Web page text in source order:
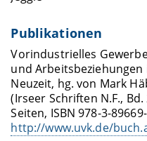
Publikationen
Vorindustrielles
und
Neuzeit, hg. von Mark
(Irseer Schriften N.F.,
Seiten, ISBN 978-3-
http://www.uvk.de/